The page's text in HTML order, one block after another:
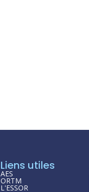
Liens utiles
AES
ORTM
L'ESSOR